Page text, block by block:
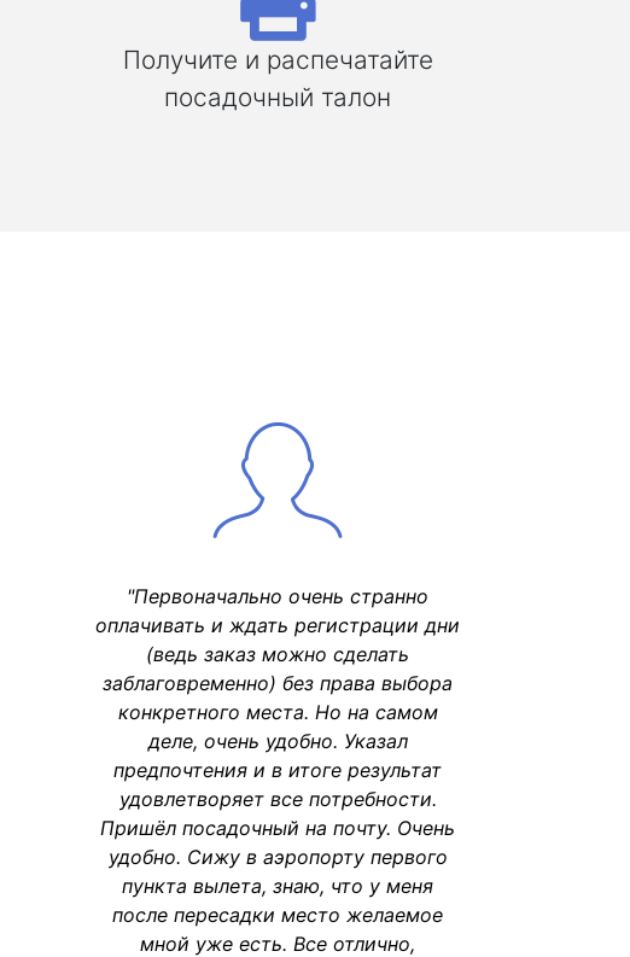
Получите и распечатайте
посадочный талон
"Первоначально очень странно
оплачивать и ждать регистрации дни
(ведь заказ можно сделать
заблаговременно) без права выбора
конкретного места. Но на самом
деле, очень удобно. Указал
предпочтения и в итоге результат
удовлетворяет все потребности.
Пришёл посадочный на почту. Очень
удобно. Сижу в аэропорту первого
пункта вылета, знаю, что у меня
после пересадки место желаемое
мной уже есть. Все отлично,